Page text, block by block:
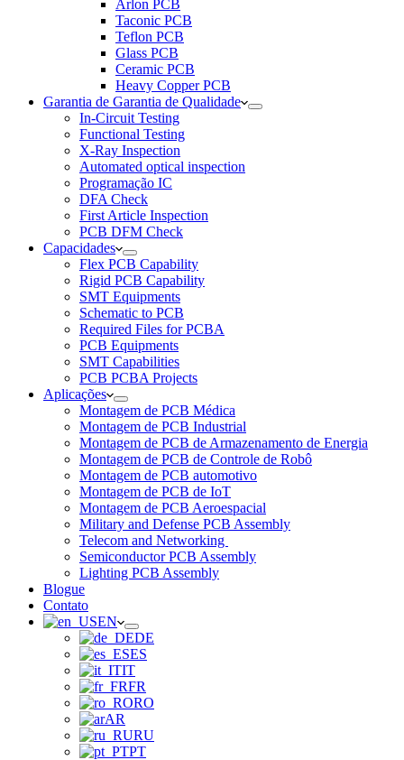
Arlon PCB
Taconic PCB
Teflon PCB
Glass PCB
Ceramic PCB
Heavy Copper PCB
Garantia de Garantia de Qualidade
In-Circuit Testing
Functional Testing
X-Ray Inspection
Automated optical inspection
Programação IC
DFA Check
First Article Inspection
PCB DFM Check
Capacidades
Flex PCB Capability
Rigid PCB Capability
SMT Equipments
Schematic to PCB
Required Files for PCBA
PCB Equipments
SMT Capabilities
PCB PCBA Projects
Aplicações
Montagem de PCB Médica
Montagem de PCB Industrial
Montagem de PCB de Armazenamento de Energia
Montagem de PCB de Controle de Robô
Montagem de PCB automotivo
Montagem de PCB de IoT
Montagem de PCB Aeroespacial
Military and Defense PCB Assembly
Telecom and Networking
Semiconductor PCB Assembly
Lighting PCB Assembly
Blogue
Contato
EN
DE
ES
IT
FR
RO
AR
RU
PT